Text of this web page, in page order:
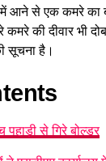
हल्द्वानी
हल्द्वानी के
की गाइडलाइंस लागू
भी सहकारी
आने से एक कमरे का
कमरे की दीवार भी
सूचना है।
पहाड़ी से गिरे बोल्डर